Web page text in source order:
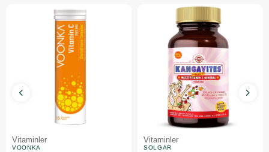
Vitaminler
VOONKA
Vitaminler
SOLGAR